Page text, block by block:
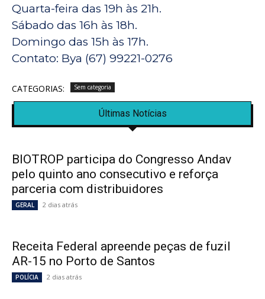
Quarta-feira das 19h às 21h.
Sábado das 16h às 18h.
Domingo das 15h às 17h.
Contato: Bya (67) 99221-0276
CATEGORIAS: Sem categoria
Últimas Notícias
BIOTROP participa do Congresso Andav
pelo quinto ano consecutivo e reforça
parceria com distribuidores
GERAL 2 dias atrás
Receita Federal apreende peças de fuzil
AR-15 no Porto de Santos
POLÍCIA 2 dias atrás